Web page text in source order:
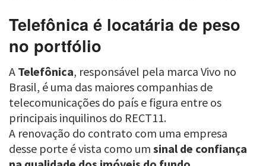
Telefônica é locatária de peso
no portfólio
A Telefônica, responsável pela marca Vivo no
Brasil, é uma das maiores companhias de
telecomunicações do país e figura entre os
principais inquilinos do RECT11.
A renovação do contrato com uma empresa
desse porte é vista como um sinal de confiança